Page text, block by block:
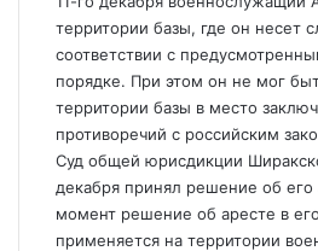
территории базы, где он несет
соответствии с
порядке. При этом он не мог
территории базы в место
противоречий с российским
Суд общей юрисдикции
декабря принял решение об
момент решение об аресте в
применяется на территории